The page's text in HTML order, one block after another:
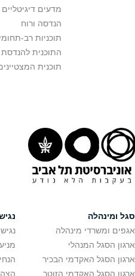
מדעים
הנדסה ורוח
תוכניות רב-
התוכנית
תוכנית
סגל ומינהלה
אגפים ומשרדי מינהלה
ארגון הסגל המנהלי
ארגון הסגל האקדמי הבכיר
ארגון הסגל האקדמי הזוטר